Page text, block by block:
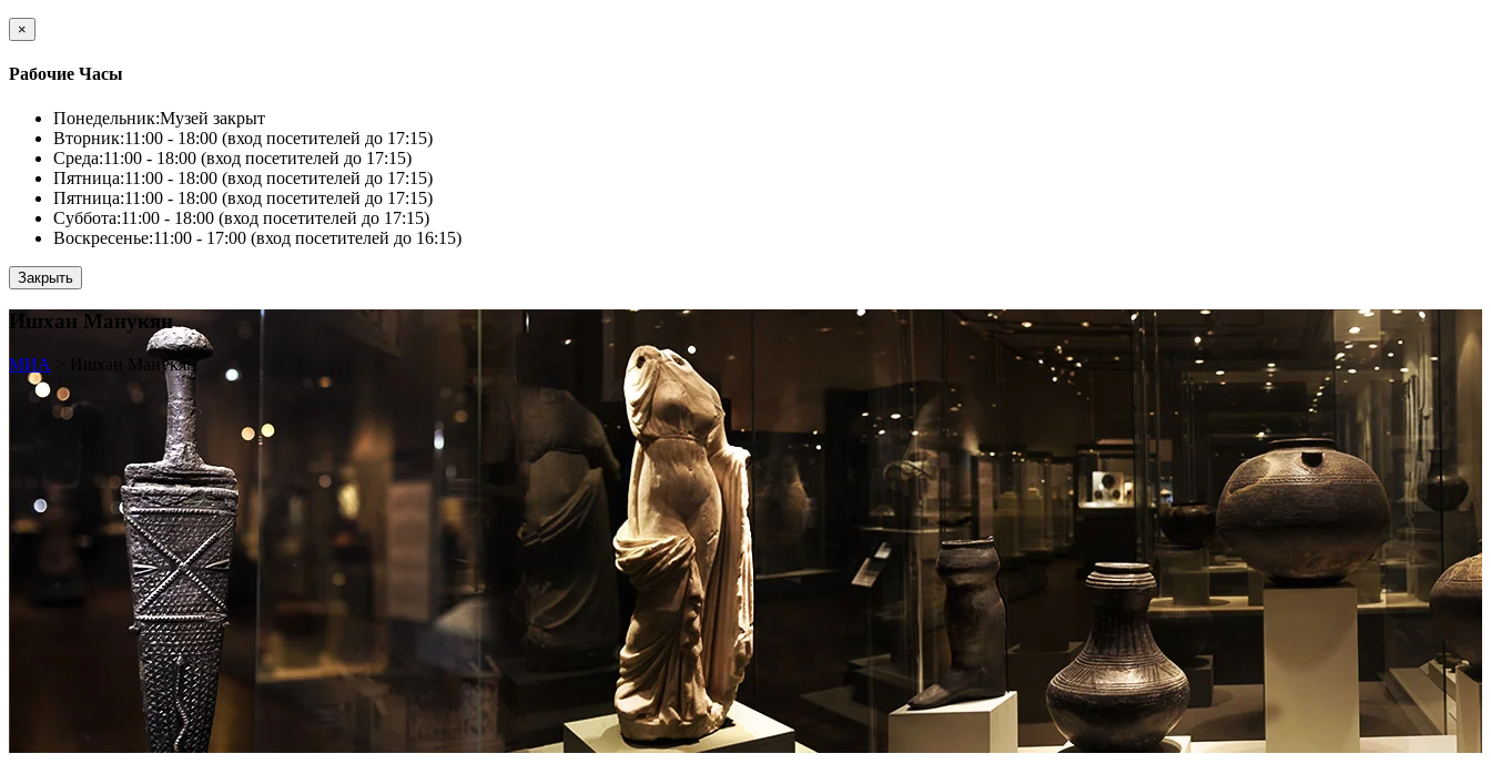
×
Рабочие Часы
Понедельник:Музей закрыт
Вторник:11:00 - 18:00 (вход посетителей до 17:15)
Среда:11:00 - 18:00 (вход посетителей до 17:15)
Пятница:11:00 - 18:00 (вход посетителей до 17:15)
Пятница:11:00 - 18:00 (вход посетителей до 17:15)
Суббота:11:00 - 18:00 (вход посетителей до 17:15)
Воскресенье:11:00 - 17:00 (вход посетителей до 16:15)
Закрыть
Ишхан Манукян
МИА Ишхан Манукян